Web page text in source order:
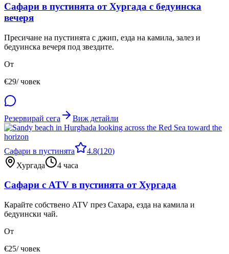
Сафари в пустинята от Хургада с бедуинска
вечеря
Пресичане на пустинята с джип, езда на камила, залез и
бедуинска вечеря под звездите.
От
€29/ човек
Резервирай сега Виж детайли
Сафари в пустинята 4.8(120)
Хургада
4 часа
Сафари с ATV в пустинята от Хургада
Карайте собствено ATV през Сахара, езда на камила и
бедуински чай.
От
€25/ човек